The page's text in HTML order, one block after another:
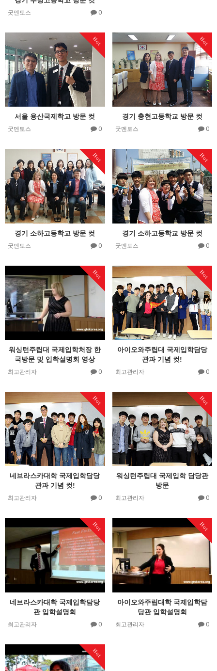
굿멘토스 0
Hot
서울 용산국제학교 방문 컷
굿멘토스 0
Hot
경기 충현고등학교 방문 컷
굿멘토스 0
Hot
경기 소하고등학교 방문 컷
굿멘토스 0
Hot
경기 소하고등학교 방문 컷
굿멘토스 0
Hot
워싱턴주립대 국제입학처장 한
국방문 및 입학설명회 영상
최고관리자 0
Hot
아이오와주립대 국제입학담당
관과 기념 컷!
최고관리자 0
Hot
네브라스카대학 국제입학담당
관과 기념 컷!
최고관리자 0
Hot
워싱턴주립대 국제입학 담당관
방문
최고관리자 0
Hot
네브라스카대학 국제입학담당
관 입학설명회
최고관리자 0
Hot
아이오와주립대학 국제입학담
당관 입학설명회
최고관리자 0
Hot